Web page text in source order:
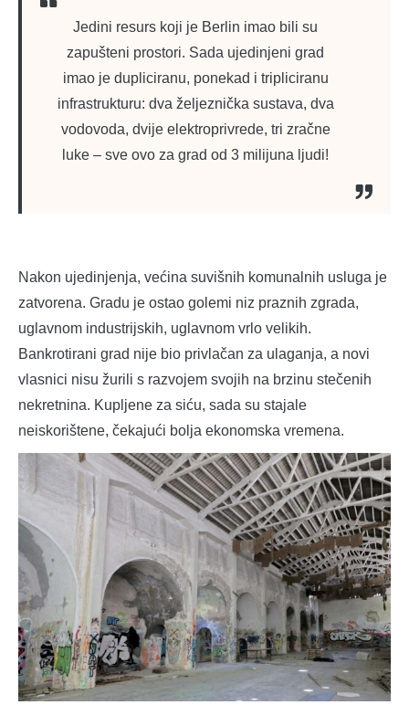
Jedini resurs koji je Berlin imao bili su
zapušteni prostori. Sada ujedinjeni grad
imao je dupliciranu, ponekad i tripliciranu
infrastrukturu: dva željeznička sustava, dva
vodovoda, dvije elektroprivrede, tri zračne
luke – sve ovo za grad od 3 milijuna ljudi!
Nakon ujedinjenja, većina suvišnih komunalnih usluga je
zatvorena. Gradu je ostao golemi niz praznih zgrada,
uglavnom industrijskih, uglavnom vrlo velikih.
Bankrotirani grad nije bio privlačan za ulaganja, a novi
vlasnici nisu žurili s razvojem svojih na brzinu stečenih
nekretnina. Kupljene za siću, sada su stajale
neiskorištene, čekajući bolja ekonomska vremena.